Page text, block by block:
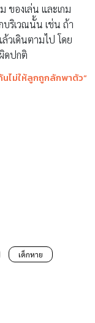
ของเล่น และเกม
บริเวณนั้น เช่น ถ้า
วเดินตามไป โดย
ดปกติ
ไม่ให้ลูกถูกลักพาตัว”
เด็กหาย